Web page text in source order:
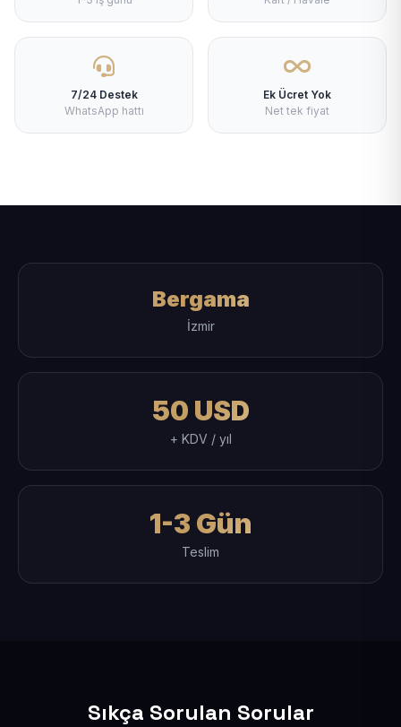
7/24 Destek
WhatsApp hattı
Ek Ücret Yok
Net tek fiyat
Bergama
İzmir
50 USD
+ KDV / yıl
1-3 Gün
Teslim
Sıkça Sorulan Sorular